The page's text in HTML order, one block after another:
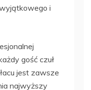
i
gość czuł
jest zawsze
najwyższy